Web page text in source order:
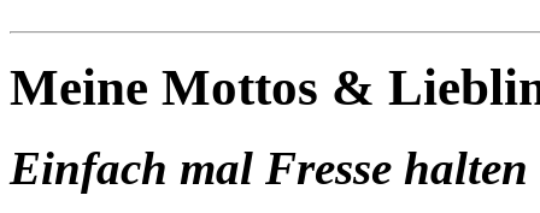
Meine Mottos &
Einfach mal Fresse halten